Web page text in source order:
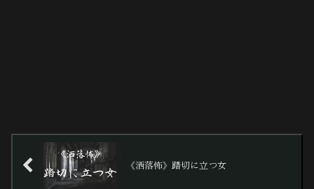
《洒落怖》踏切に立つ女